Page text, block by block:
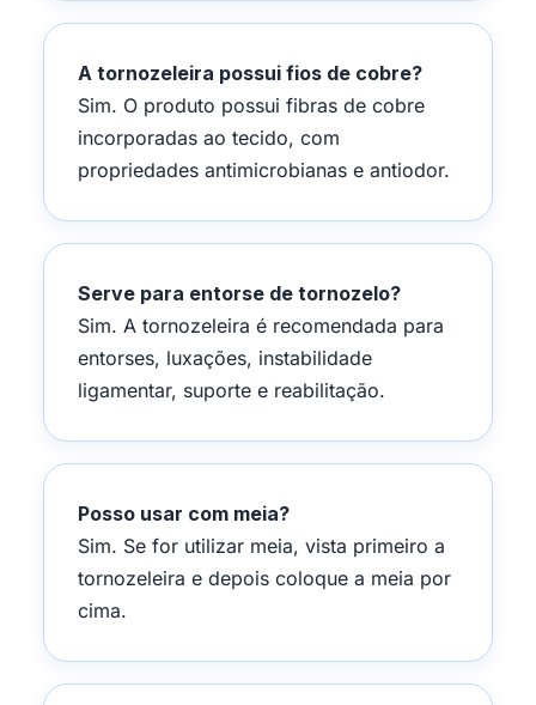
A tornozeleira possui fios de cobre?
Sim. O produto possui fibras de cobre
incorporadas ao tecido, com
propriedades antimicrobianas e antiodor.
Serve para entorse de tornozelo?
Sim. A tornozeleira é recomendada para
entorses, luxações, instabilidade
ligamentar, suporte e reabilitação.
Posso usar com meia?
Sim. Se for utilizar meia, vista primeiro a
tornozeleira e depois coloque a meia por
cima.